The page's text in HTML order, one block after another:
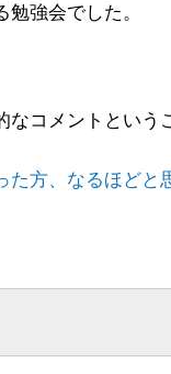
強会でした。
コメントという
た方、なるほどと